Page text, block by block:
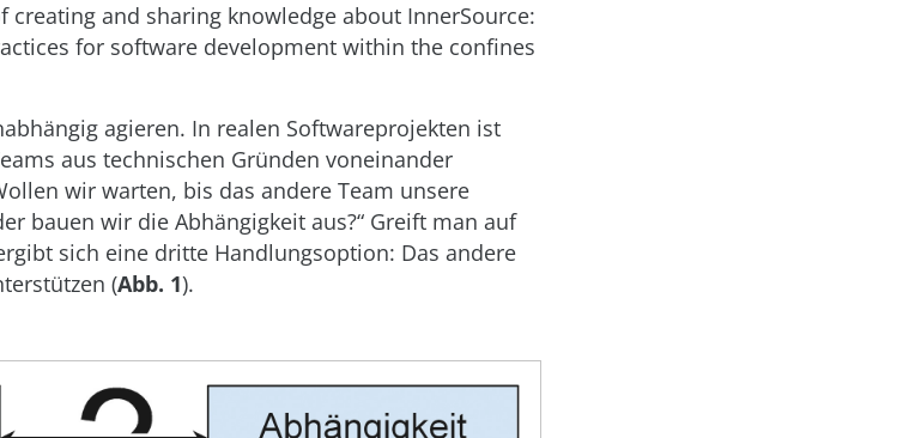
and sharing knowledge about InnerSource:
for software development within the confines
agieren. In realen Softwareprojekten ist
aus technischen Gründen voneinander
wir warten, bis das andere Team unsere
bauen wir die Abhängigkeit aus?“ Greift man auf
sich eine dritte Handlungsoption: Das andere
(Abb. 1).